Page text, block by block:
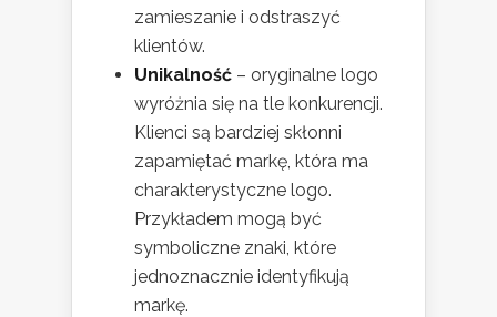
zamieszanie i odstraszyć
klientów.
Unikalność – oryginalne logo
wyróżnia się na tle konkurencji.
Klienci są bardziej skłonni
zapamiętać markę, która ma
charakterystyczne logo.
Przykładem mogą być
symboliczne znaki, które
jednoznacznie identyfikują
markę.